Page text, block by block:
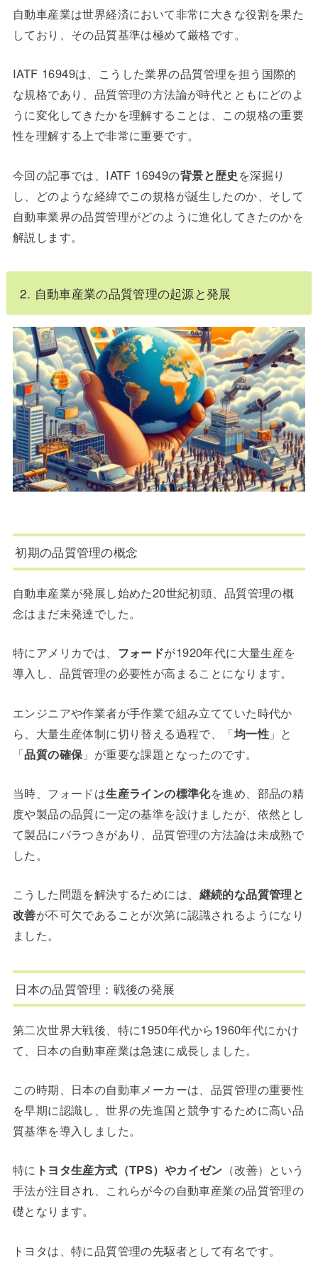
自動車産業は世界経済において非常に大きな役割を果た
しており、その品質基準は極めて厳格です。
IATF 16949は、こうした業界の品質管理を担う国際的
な規格であり、品質管理の方法論が時代とともにどのよ
うに変化してきたかを理解することは、この規格の重要
性を理解する上で非常に重要です。
今回の記事では、IATF 16949の背景と歴史 を深掘り
し、どのような経緯でこの規格が誕生したのか、そして
自動車業界の品質管理がどのように進化してきたのかを
解説します。
2. 自動車産業の品質管理の起源と発展
初期の品質管理の概念
自動車産業が発展し始めた20世紀初頭、品質管理の概
念はまだ未発達でした。
特にアメリカでは、 フォードが1920年代に大量生産を
導入し、品質管理の必要性が高まることになります。
エンジニアや作業者が手作業で組み立てていた時代か
ら、大量生産体制に切り替える過程で、「均一性」と
「品質の確保 」が重要な課題となったのです。
当時、フォードは生産ラインの標準化を進め、部品の精
度や製品の品質に一定の基準を設けましたが、依然とし
て製品にバラつきがあり、品質管理の方法論は未成熟で
した。
こうした問題を解決するためには、 継続的な品質管理と
改善が不可欠であることが次第に認識されるようになり
ました。
日本の品質管理：戦後の発展
第二次世界大戦後、特に1950年代から1960年代にかけ
て、日本の自動車産業は急速に成長しました。
この時期、日本の自動車メーカーは、品質管理の重要性
を早期に認識し、世界の先進国と競争するために高い品
質基準を導入しました。
特に トヨタ生産方式（TPS）やカイゼン （改善）という
手法が注目され、これらが今の自動車産業の品質管理の
礎となります。
トヨタは、特に品質管理の先駆者として有名です。